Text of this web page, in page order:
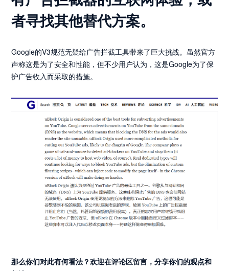
者寻找其他替代方案。
Google的V3规范无疑给广告拦截工具带来了巨大挑战。虽然官方
声称这是为了安全和性能，但不少用户认为，这是Google为了保
护广告收入而采取的措施。
那么你们对此有何看法？欢迎在评论区留言，分享你们的观点和